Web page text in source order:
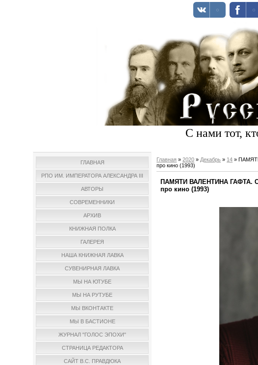
С нами тот,
ГЛАВНАЯ
РПО ИМ. ИМПЕРАТОРА АЛЕКСАНДРА III
АВТОРЫ
СОВРЕМЕННИКИ
АРХИВ
КНИЖНАЯ ПОЛКА
ГАЛЕРЕЯ
НАША КНИЖНАЯ ЛАВКА
СУВЕНИРНАЯ ЛАВКА
МЫ НА ЮТУБЕ
МЫ НА РУТУБЕ
МЫ ВКОНТАКТЕ
МЫ В БАСТИОНЕ
ЖУРНАЛ "ГОЛОС ЭПОХИ"
СТРАНИЦА РЕДАКТОРА
САЙТ В.С. ПРАВДЮКА
Главная »2020 » Декабрь » 14 »
про кино (1993)
ПАМЯТИ ВАЛЕНТИНА ГАФТА.
про кино (1993)